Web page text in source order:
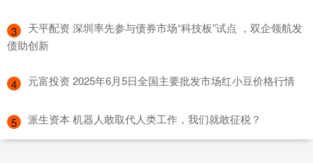
3
​天平配资 深圳率先参与债券市场“科技板”试点 ，双企领航发
债助创新
4 ​元富投资 2025年6月5日全国主要批发市场红小豆价格行情
5 ​派生资本 机器人敢取代人类工作，我们就敢征税？